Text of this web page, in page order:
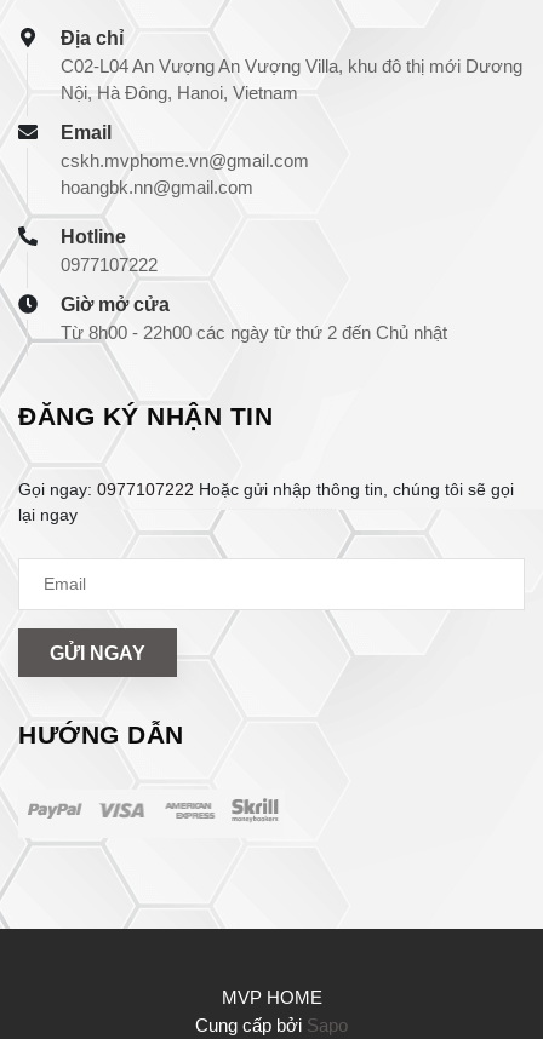
Địa chỉ
C02-L04 An Vượng An Vượng Villa, khu đô thị mới Dương
Nội, Hà Đông, Hanoi, Vietnam
Email
cskh.mvphome.vn@gmail.com
hoangbk.nn@gmail.com
Hotline
0977107222
Giờ mở cửa
Từ 8h00 - 22h00 các ngày từ thứ 2 đến Chủ nhật
ĐĂNG KÝ NHẬN TIN
Gọi ngay: 0977107222 Hoặc gửi nhập thông tin, chúng tôi sẽ gọi
lại ngay
GỬI NGAY
HƯỚNG DẪN
MVP HOME
Cung cấp bởi Sapo